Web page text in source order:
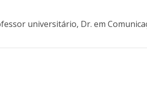
universitário, Dr. em